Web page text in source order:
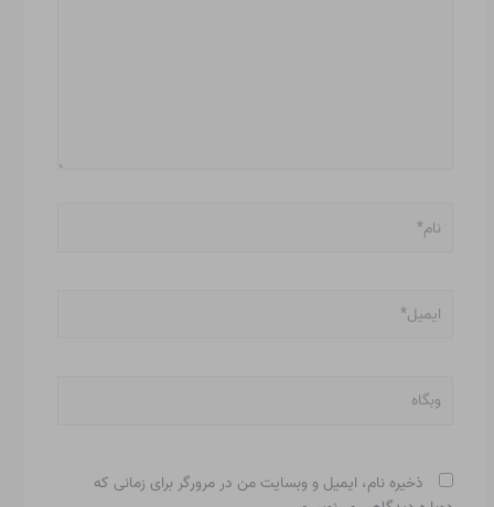
وبگاه
ذخیره نام، ایمیل و وبسایت من در مرورگر برای زمانی که